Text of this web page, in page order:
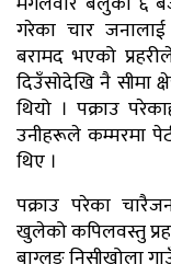
गरेका चार
बरामद भएको
दिउँसोदेखि नै सीमा
थियो । पक्राउ
उनीहरूले कम्मरमा
थिए ।
पक्राउ परेका
खुलेको कपिलवस्तु